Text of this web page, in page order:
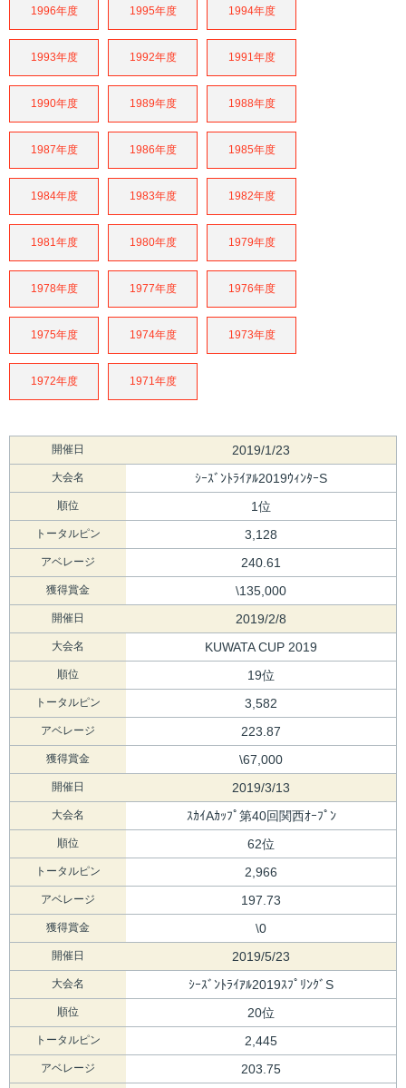
1996年度 1995年度 1994年度
1993年度 1992年度 1991年度
1990年度 1989年度 1988年度
1987年度 1986年度 1985年度
1984年度 1983年度 1982年度
1981年度 1980年度 1979年度
1978年度 1977年度 1976年度
1975年度 1974年度 1973年度
1972年度 1971年度
開催日 2019/1/23
大会名 ｼｰｽﾞﾝﾄﾗｲｱﾙ2019ｳｨﾝﾀｰS
順位 1位
トータルピン 3,128
アベレージ 240.61
獲得賞金 \135,000
開催日 2019/2/8
大会名 KUWATA CUP 2019
順位 19位
トータルピン 3,582
アベレージ 223.87
獲得賞金 \67,000
開催日 2019/3/13
大会名 ｽｶｲAｶｯﾌﾟ第40回関西ｵｰﾌﾟﾝ
順位 62位
トータルピン 2,966
アベレージ 197.73
獲得賞金 \0
開催日 2019/5/23
大会名 ｼｰｽﾞﾝﾄﾗｲｱﾙ2019ｽﾌﾟﾘﾝｸﾞS
順位 20位
トータルピン 2,445
アベレージ 203.75